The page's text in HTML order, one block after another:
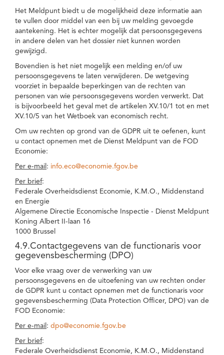
Het Meldpunt biedt u de mogelijkheid deze informatie aan
te vullen door middel van een bij uw melding gevoegde
aantekening. Het is echter mogelijk dat persoonsgegevens
in andere delen van het dossier niet kunnen worden
gewijzigd.
Bovendien is het niet mogelijk een melding en/of uw
persoonsgegevens te laten verwijderen. De wetgeving
voorziet in bepaalde beperkingen van de rechten van
personen van wie persoonsgegevens worden verwerkt. Dat
is bijvoorbeeld het geval met de artikelen XV.10/1 tot en met
XV.10/5 van het Wetboek van economisch recht.
Om uw rechten op grond van de GDPR uit te oefenen, kunt
u contact opnemen met de Dienst Meldpunt van de FOD
Economie:
Per e-mail : info.eco@economie.fgov.be
Per brief:
Federale Overheidsdienst Economie, K.M.O., Middenstand
en Energie
Algemene Directie Economische Inspectie - Dienst Meldpunt
Koning Albert II-laan 16
1000 Brussel
4.9.Contactgegevens van de functionaris voor
gegevensbescherming (DPO)
Voor elke vraag over de verwerking van uw
persoonsgegevens en de uitoefening van uw rechten onder
de GDPR kunt u contact opnemen met de functionaris voor
gegevensbescherming (Data Protection Officer, DPO) van de
FOD Economie:
Per e-mail : dpo@economie.fgov.be
Per brief:
Federale Overheidsdienst Economie, K.M.O., Middenstand